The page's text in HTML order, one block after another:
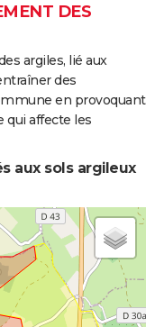
15 j
12 j
1 j Oui
2 j Oui
DES
argiles, lié aux
des
en provoquant
qui affecte les
aux sols argileux